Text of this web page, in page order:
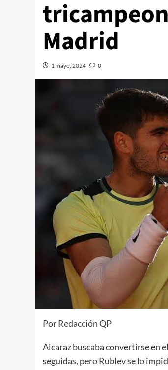
Madrid
1 mayo, 2024 0
Por Redacción QP
Alcaraz buscaba convertirse en
seguidas, pero Rublev se lo